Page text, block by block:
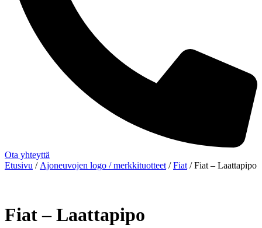
Ota yhteyttä
Etusivu / Ajoneuvojen logo / merkkituotteet /Fiat / Fiat – Laattapipo
Fiat – Laattapipo